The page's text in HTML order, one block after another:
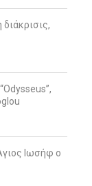
Ιωσήφ ο